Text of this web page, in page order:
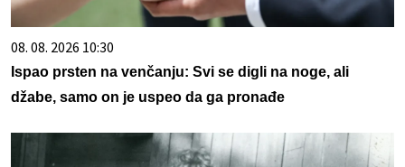
08. 08. 2026 10:30
Ispao prsten na venčanju: Svi se digli na noge, ali
džabe, samo on je uspeo da ga pronađe